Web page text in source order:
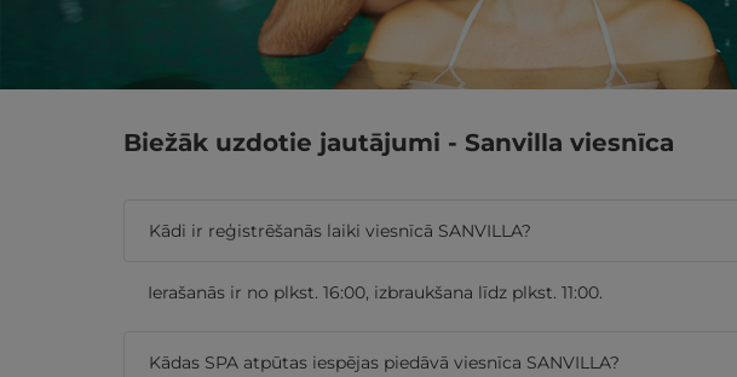
Biežāk uzdotie jautājumi - Sanvilla viesnīca
Kādi ir reģistrēšanās laiki viesnīcā SANVILLA?
Ierašanās ir no plkst. 16:00, izbraukšana līdz plkst. 11:00.
Kādas SPA atpūtas iespējas piedāvā viesnīca SANVILLA?